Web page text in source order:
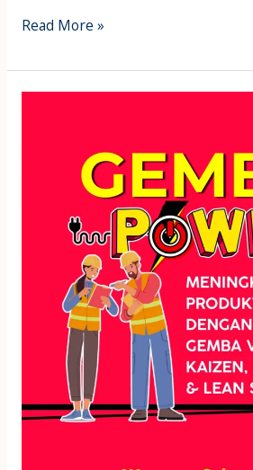
Read More »
Meningkatkan
Produktivitas
Kaizen,
Six